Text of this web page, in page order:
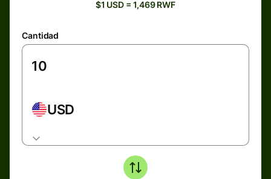
$1 USD = 1,469 RWF
Cantidad
USD